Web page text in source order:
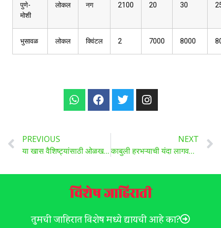
पुणे-
मोशी
लोकल नग 2100 20 30
भुसावळ लोकल क्विंटल 2 7000 8000
PREVIOUS
या खास वैशिष्ट्यांसाठी ओळखले जातात हे तांदूळ , या ठिकाणी होते भरघोस उत्पन्न ?
NEXT
काबुली हरभऱ्याची यंदा लागवड वाढण्याची शक्यता, काबुली हरभरा लागवड तंत्रज्ञान ,वाचा सविस्तर ..
विशेष जाहिराती
तुमची जाहिरात विशेष मध्ये द्यायची आहे का?